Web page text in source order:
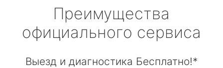
Преимущества
официального сервиса
Выезд и диагностика Бесплатно!*